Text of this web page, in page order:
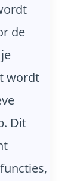
de
wordt
Dit